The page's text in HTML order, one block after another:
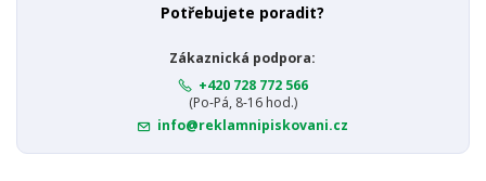
Potřebujete poradit?
Zákaznická podpora:
+420 728 772 566
(Po-Pá, 8-16 hod.)
info@reklamnipiskovani.cz